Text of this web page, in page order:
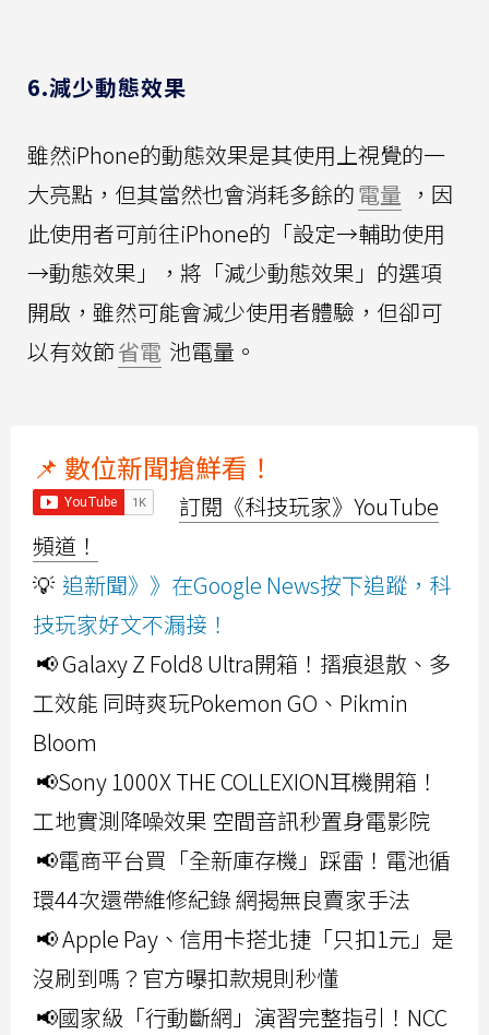
6.減少動態效果
雖然iPhone的動態效果是其使用上視覺的一
大亮點，但其當然也會消耗多餘的電量 ，因
此使用者可前往iPhone的「設定→輔助使用
→動態效果」，將「減少動態效果」的選項
開啟，雖然可能會減少使用者體驗，但卻可
以有效節省電 池電量。
📌 數位新聞搶鮮看！
訂閱《科技玩家》YouTube
頻道！
💡 追新聞》》在Google News按下追蹤，科
技玩家好文不漏接！
📢 Galaxy Z Fold8 Ultra開箱！摺痕退散、多
工效能 同時爽玩Pokemon GO、Pikmin
Bloom
📢Sony 1000X THE COLLEXION耳機開箱！
工地實測降噪效果 空間音訊秒置身電影院
📢電商平台買「全新庫存機」踩雷！電池循
環44次還帶維修紀錄 網揭無良賣家手法
📢 Apple Pay、信用卡搭北捷「只扣1元」是
沒刷到嗎？官方曝扣款規則秒懂
📢國家級「行動斷網」演習完整指引！NCC